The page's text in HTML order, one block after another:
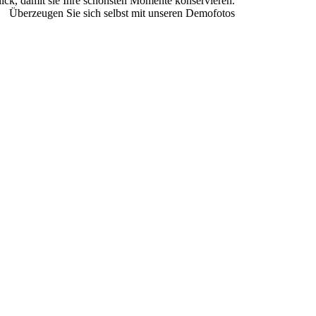
Überzeugen Sie sich selbst mit unseren Demofotos